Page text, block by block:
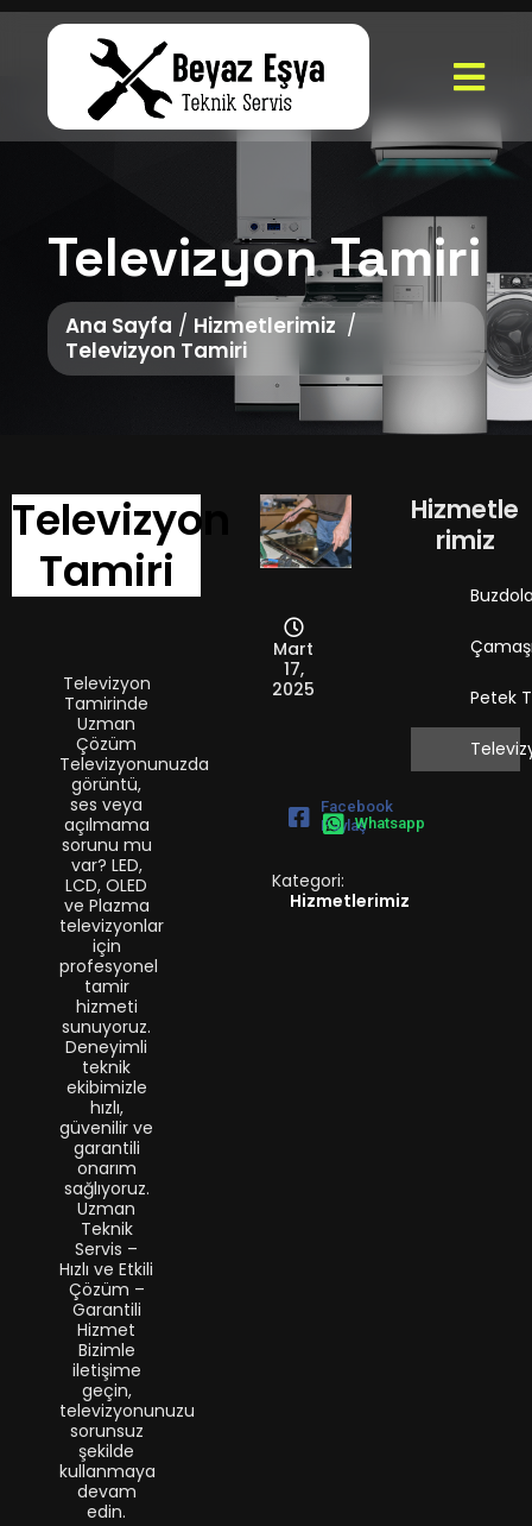
Televizyon Tamiri
Ana Sayfa / Hizmetlerimiz /
Televizyon Tamiri
Televizyon
Tamiri
Televizyon
Tamirinde
Uzman
Çözüm
Televizyonunuzda
görüntü,
ses veya
açılmama
sorunu mu
var? LED,
LCD, OLED
ve Plazma
televizyonlar
için
profesyonel
tamir
hizmeti
sunuyoruz.
Deneyimli
teknik
ekibimizle
hızlı,
güvenilir ve
garantili
onarım
sağlıyoruz.
Uzman
Teknik
Servis –
Hızlı ve Etkili
Çözüm –
Garantili
Hizmet
Bizimle
iletişime
geçin,
televizyonunuzu
sorunsuz
şekilde
kullanmaya
devam
edin.
Mart
17,
2025
Facebook
PaylaşWhatsapp
Kategori:
Hizmetlerimiz
Hizmetle
rimiz
Petek